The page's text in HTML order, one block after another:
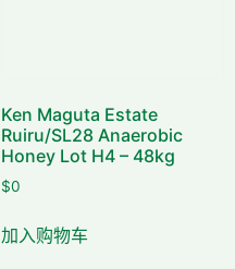
Ken Maguta Estate
Ruiru/SL28 Anaerobic
Honey Lot H4 – 48kg
$0
加入购物车